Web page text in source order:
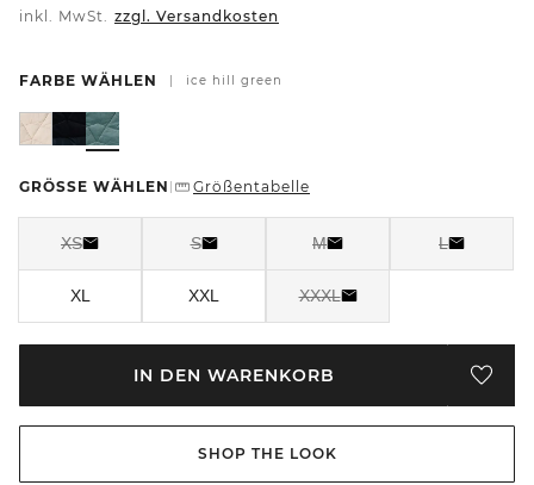
inkl. MwSt. zzgl. Versandkosten
FARBE WÄHLEN ice hill green
GRÖSSE WÄHLEN Größentabelle
XS S M L
XL XXL XXXL
IN DEN WARENKORB
SHOP THE LOOK